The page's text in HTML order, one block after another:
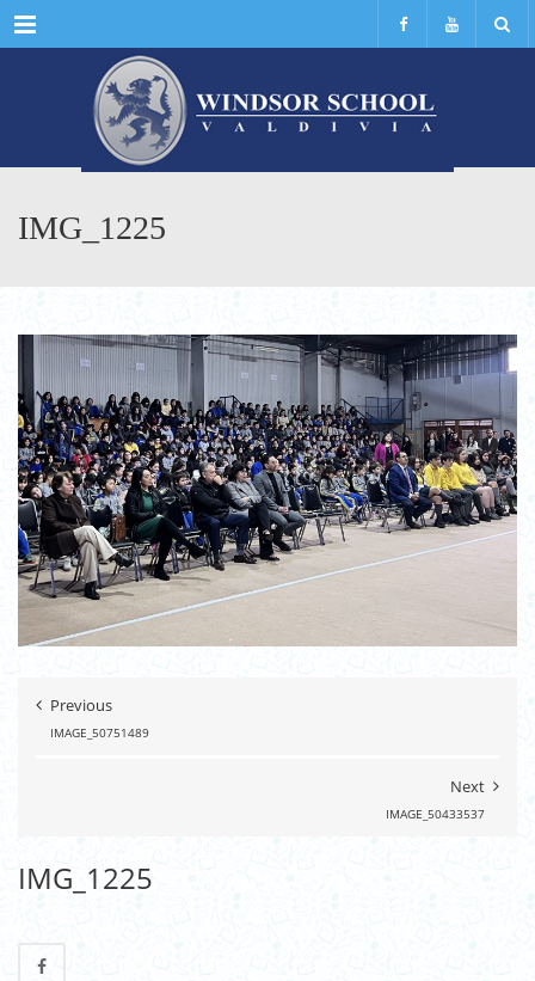
Menu
IMG_1225
Previous
IMAGE_50751489
Next
IMAGE_50433537
IMG_1225